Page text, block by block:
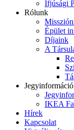
Ifjúsági
Rólunk
Épület
Díjaink
A
Jegyinformáció
IKEA
Hírek
Kapcsolat